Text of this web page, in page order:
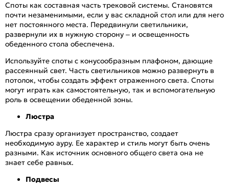
Споты как составная часть трековой системы. Становятся
почти незаменимыми, если у вас складной стол или для него
нет постоянного места. Передвинули светильники,
развернули их в нужную сторону – и освещенность
обеденного стола обеспечена.
Используйте споты с конусообразным плафоном, дающие
рассеянный свет. Часть светильников можно развернуть в
потолок, чтобы создать эффект отраженного света. Споты
могут играть как самостоятельную, так и вспомогательную
роль в освещении обеденной зоны.
Люстра
Люстра сразу организует пространство, создает
необходимую ауру. Ее характер и стиль могут быть очень
разными. Как источник основного общего света она не
знает себе равных.
Подвесы